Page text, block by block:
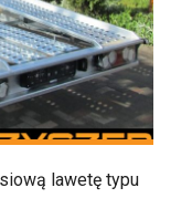
lawetę typu